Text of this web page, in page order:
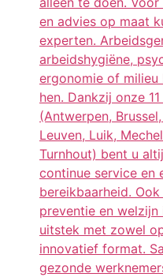
en advies op maat
experten.
arbeidshygiëne,
ergonomie of milieu
hen. Dankzij onze
(Antwerpen,
Leuven, Luik,
Turnhout) bent u
continue service en
bereikbaarheid.
preventie en welzijn
uitstek met zowel
innovatief format.
gezonde